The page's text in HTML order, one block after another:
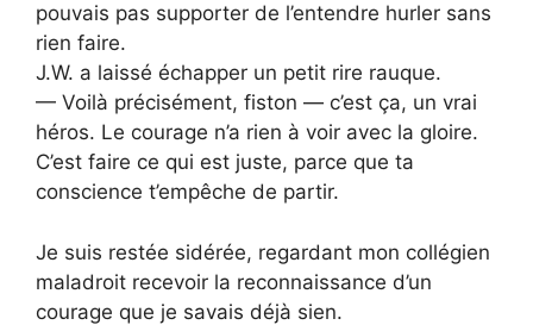
pouvais pas supporter de l’entendre hurler sans
rien faire.
J.W. a laissé échapper un petit rire rauque.
— Voilà précisément, fiston — c’est ça, un vrai
héros. Le courage n’a rien à voir avec la gloire.
C’est faire ce qui est juste, parce que ta
conscience t’empêche de partir.
Je suis restée sidérée, regardant mon collégien
maladroit recevoir la reconnaissance d’un
courage que je savais déjà sien.